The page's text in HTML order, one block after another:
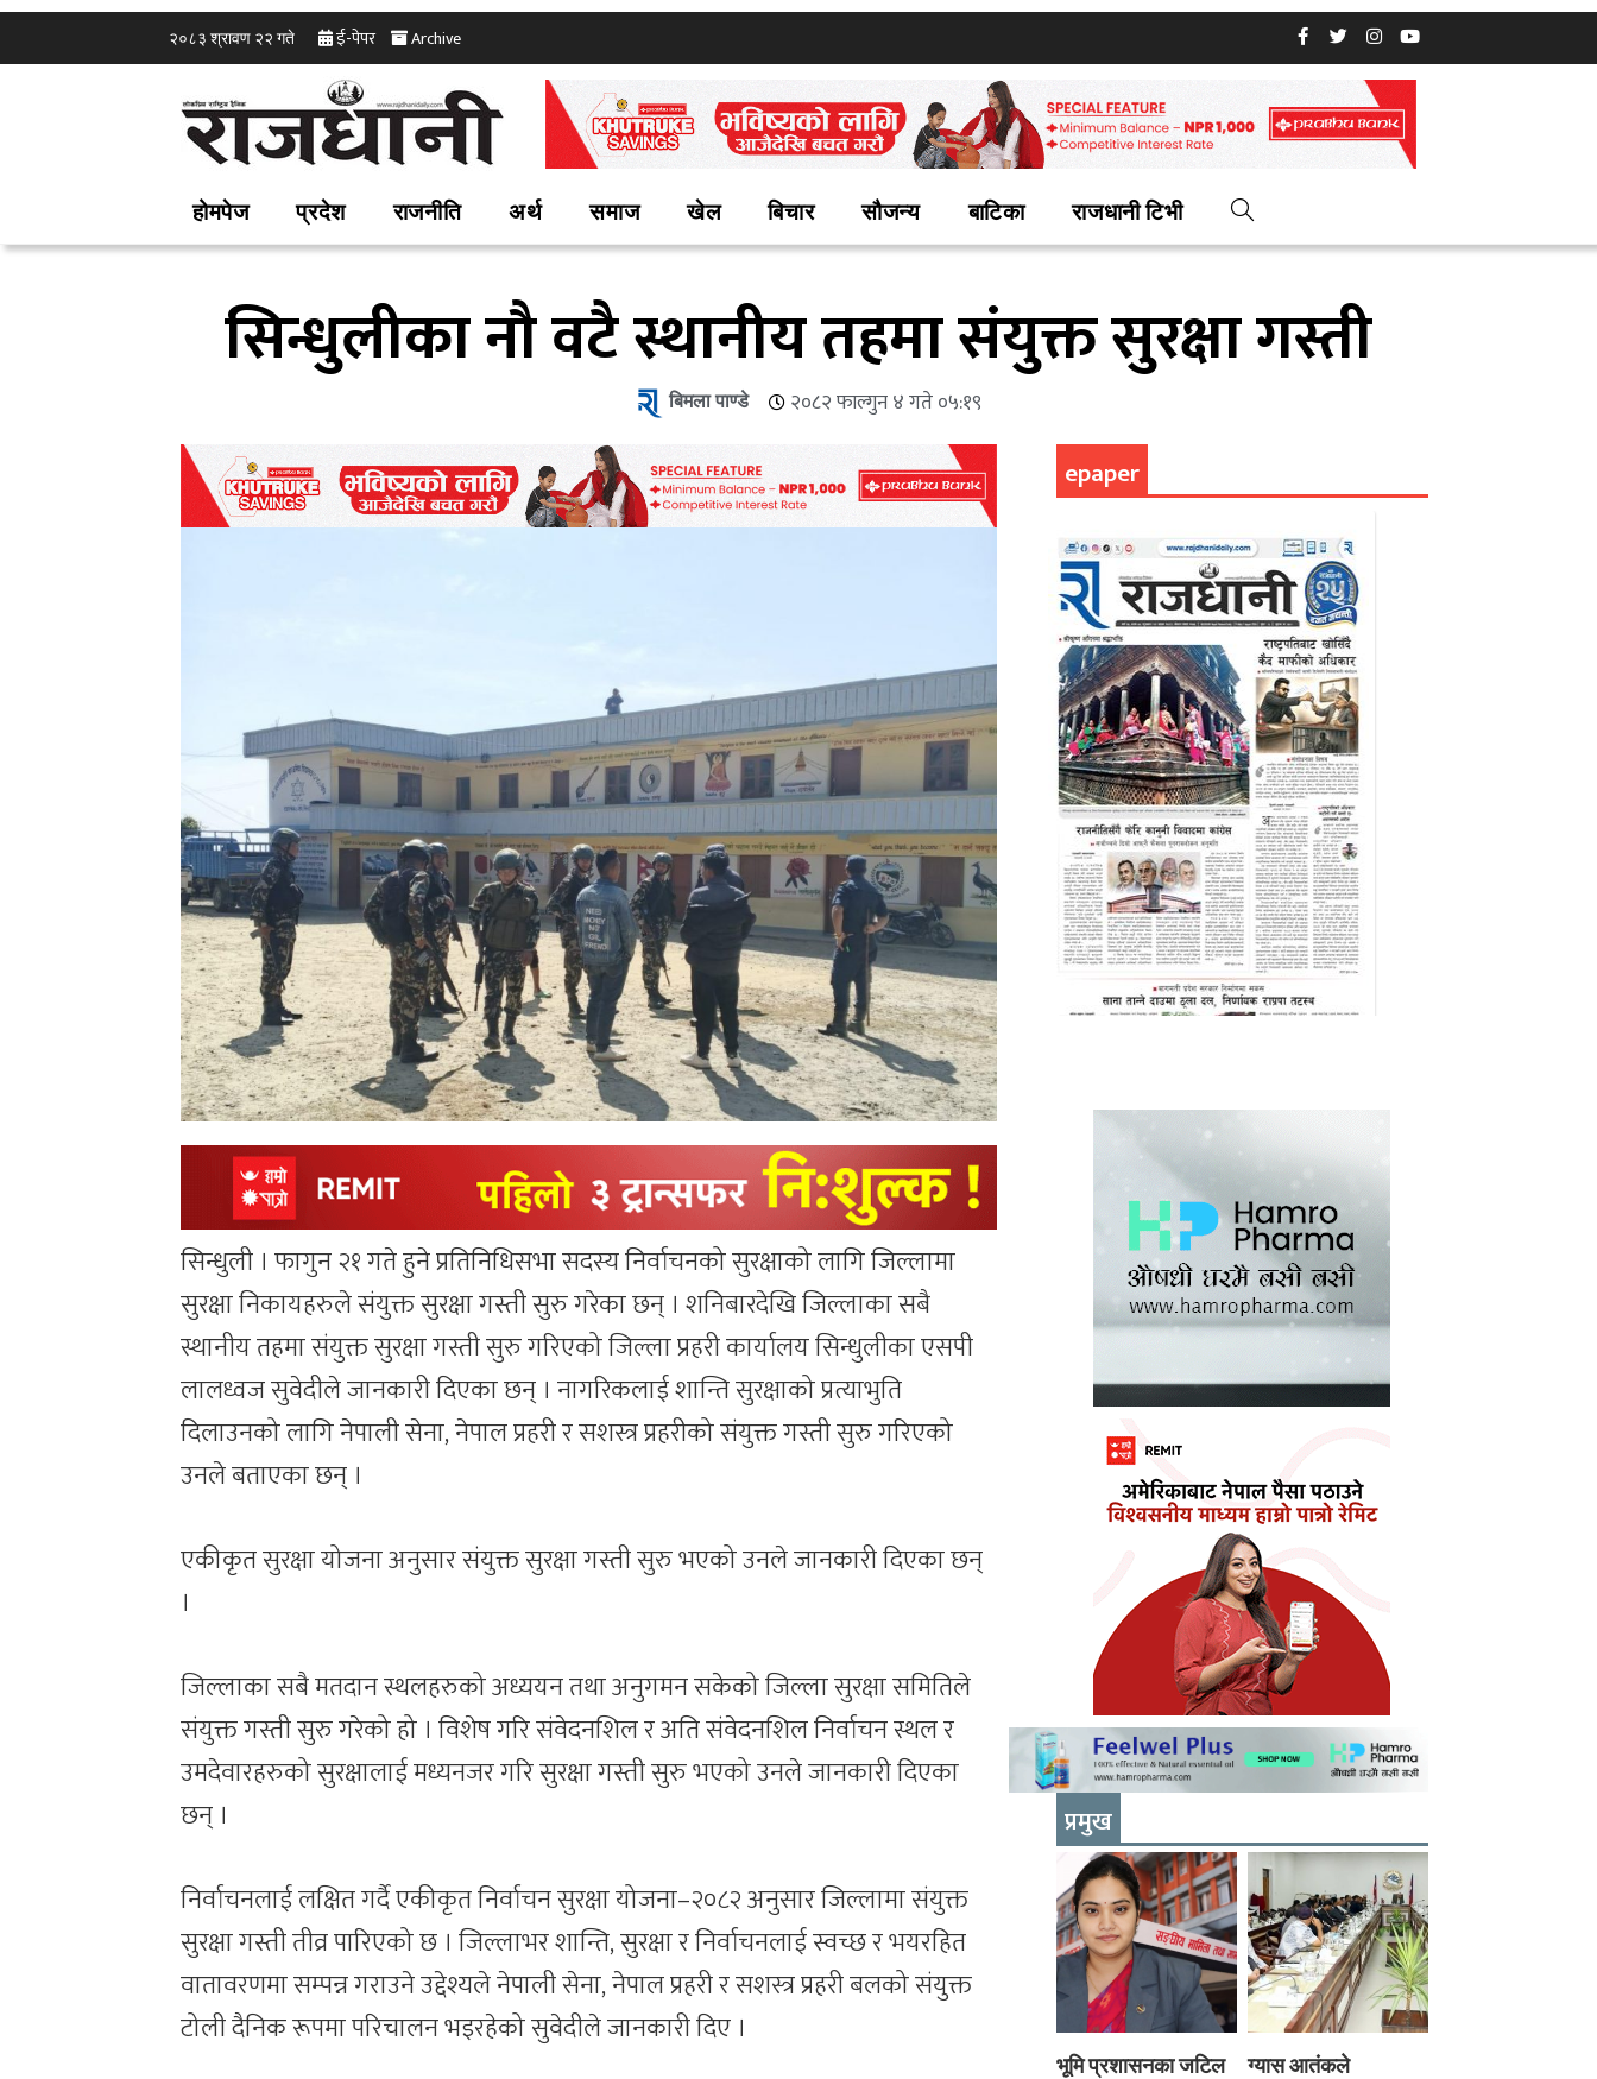
२०८३ श्रावण २२ गते ई-पेपर Archive
होमपेज प्रदेश राजनीति अर्थ समाज खेल बिचार सौजन्य बाटिका राजधानी टिभी
सिन्धुलीका नौ वटै स्थानीय तहमा संयुक्त सुरक्षा गस्ती
बिमला पाण्डे २०८२ फाल्गुन ४ गते ०५:१९
सिन्धुली । फागुन २१ गते हुने प्रतिनिधिसभा सदस्य निर्वाचनको सुरक्षाको लागि जिल्लामा
सुरक्षा निकायहरुले संयुक्त सुरक्षा गस्ती सुरु गरेका छन् । शनिबारदेखि जिल्लाका सबै
स्थानीय तहमा संयुक्त सुरक्षा गस्ती सुरु गरिएको जिल्ला प्रहरी कार्यालय सिन्धुलीका एसपी
लालध्वज सुवेदीले जानकारी दिएका छन् । नागरिकलाई शान्ति सुरक्षाको प्रत्याभुति
दिलाउनको लागि नेपाली सेना, नेपाल प्रहरी र सशस्त्र प्रहरीको संयुक्त गस्ती सुरु गरिएको
उनले बताएका छन् ।
एकीकृत सुरक्षा योजना अनुसार संयुक्त सुरक्षा गस्ती सुरु भएको उनले जानकारी दिएका छन्
।
जिल्लाका सबै मतदान स्थलहरुको अध्ययन तथा अनुगमन सकेको जिल्ला सुरक्षा समितिले
संयुक्त गस्ती सुरु गरेको हो । विशेष गरि संवेदनशिल र अति संवेदनशिल निर्वाचन स्थल र
उमदेवारहरुको सुरक्षालाई मध्यनजर गरि सुरक्षा गस्ती सुरु भएको उनले जानकारी दिएका
छन् ।
निर्वाचनलाई लक्षित गर्दै एकीकृत निर्वाचन सुरक्षा योजना–२०८२ अनुसार जिल्लामा संयुक्त
सुरक्षा गस्ती तीव्र पारिएको छ । जिल्लाभर शान्ति, सुरक्षा र निर्वाचनलाई स्वच्छ र भयरहित
वातावरणमा सम्पन्न गराउने उद्देश्यले नेपाली सेना, नेपाल प्रहरी र सशस्त्र प्रहरी बलको संयुक्त
टोली दैनिक रूपमा परिचालन भइरहेको सुवेदीले जानकारी दिए ।
epaper
प्रमुख
भूमि प्रशासनका जटिल
ग्यास आतंकले